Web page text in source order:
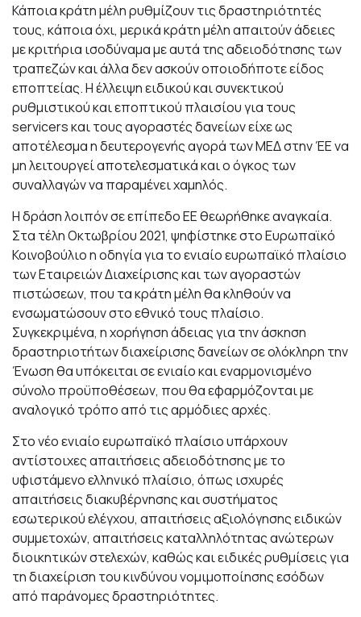
Κάποια κράτη μέλη ρυθμίζουν τις δραστηριότητές
τους, κάποια όχι, μερικά κράτη μέλη απαιτούν άδειες
με κριτήρια ισοδύναμα με αυτά της αδειοδότησης των
τραπεζών και άλλα δεν ασκούν οποιοδήποτε είδος
εποπτείας. Η έλλειψη ειδικού και συνεκτικού
ρυθμιστικού και εποπτικού πλαισίου για τους
servicers και τους αγοραστές δανείων είχε ως
αποτέλεσμα η δευτερογενής αγορά των ΜΕΔ στην ΈΕ να
μη λειτουργεί αποτελεσματικά και ο όγκος των
συναλλαγών να παραμένει χαμηλός.
Η δράση λοιπόν σε επίπεδο ΕΕ θεωρήθηκε αναγκαία.
Στα τέλη Οκτωβρίου 2021, ψηφίστηκε στο Ευρωπαϊκό
Κοινοβούλιο η οδηγία για το ενιαίο ευρωπαϊκό πλαίσιο
των Εταιρειών Διαχείρισης και των αγοραστών
πιστώσεων, που τα κράτη μέλη θα κληθούν να
ενσωματώσουν στο εθνικό τους πλαίσιο.
Συγκεκριμένα, η χορήγηση άδειας για την άσκηση
δραστηριοτήτων διαχείρισης δανείων σε ολόκληρη την
Ένωση θα υπόκειται σε ενιαίο και εναρμονισμένο
σύνολο προϋποθέσεων, που θα εφαρμόζονται με
αναλογικό τρόπο από τις αρμόδιες αρχές.
Στο νέο ενιαίο ευρωπαϊκό πλαίσιο υπάρχουν
αντίστοιχες απαιτήσεις αδειoδότησης με το
υφιστάμενο ελληνικό πλαίσιο, όπως ισχυρές
απαιτήσεις διακυβέρνησης και συστήματος
εσωτερικού ελέγχου, απαιτήσεις αξιολόγησης ειδικών
συμμετοχών, απαιτήσεις καταλληλότητας ανώτερων
διοικητικών στελεχών, καθώς και ειδικές ρυθμίσεις για
τη διαχείριση του κινδύνου νομιμοποίησης εσόδων
από παράνομες δραστηριότητες.